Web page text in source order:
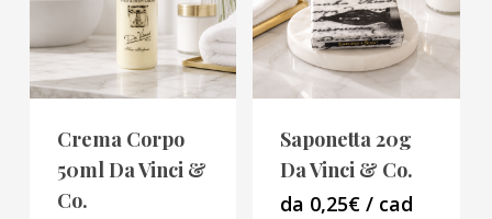
possono
essere
nella
pagina
del
opzioni
possono
essere
nella
pagina
del
Crema Corpo
50ml Da Vinci &
Co.
Saponetta 20g
Da Vinci & Co.
da 0,25€ / cad